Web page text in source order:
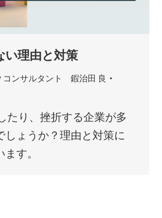
い理由と対策
コンサルタント 鍜治田 良
たり、挫折する企業が多
しょうか？理由と対策に
す。